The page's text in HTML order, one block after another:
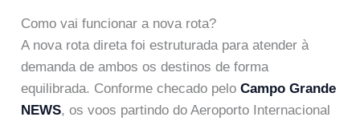
Como vai funcionar a nova rota?
A nova rota direta foi estruturada para atender à
demanda de ambos os destinos de forma
equilibrada. Conforme checado peloCampo Grande
NEWS, os voos partindo do Aeroporto Internacional